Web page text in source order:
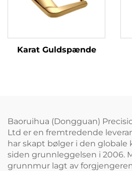
Karat Guldspænde
Baoruihua (Dongguan)
Ltd er en fremtredende
har skapt bølger i den
siden grunnleggelsen i 2006.
grunnmur lagt av